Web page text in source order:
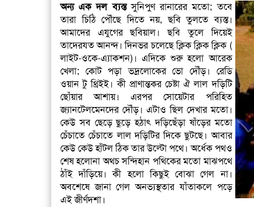
অন্য এক দল ব্যস্তসুনিপুণ রানারের মতো; তবে
তারা চিঠি পৌঁছে দিতে নয়, ছবি তুলতে ব্যস্ত।
আমাদের এযুগের ছবিয়াল। ছবি তুলে দিয়েই
তাদেরযত আনন্দ। দিনভর চলেছে ক্লিক ক্লিক ক্লিক (
লাইট-ওকে-এ্যাকশন)। এদিকে শুরু হলো আরেক
খেলা; কোট পড়া ভদ্রলোকের ভো দৌঁড়। রেডি
ওয়ান টু থ্রিইই। কী প্রাণান্তকর চেষ্টা ঐ লাল দড়িটি
ছোঁয়ার আশায়। এরপর সোয়েটার পরিহিত
জ্যানটেলমেনদের দৌঁড়। এটাও ছিল দেখার মতো।
কেউ সব ছেড়ে ছুড়ে হঠাৎ দড়িছেঁড়া ষাঁড়ের মতো
চেঁচাতে চেঁচাতে লাল দড়িটির দিকে ছুটছে। আবার
কেউ কেউ হাঁটল ঠিক তার উল্টো পথে। অর্ধেক পথও
শেষ হলোনা অথচ সন্দিহান পথিকের মতো মাঝপথে
ঠাঁই দাঁড়িয়ে। কী হলো কিছুই বোঝা গেল না।
অবশেষে জানা গেল অনভ্যস্থতার যাঁতাকলে পড়ে
এই জীর্ণদশা।